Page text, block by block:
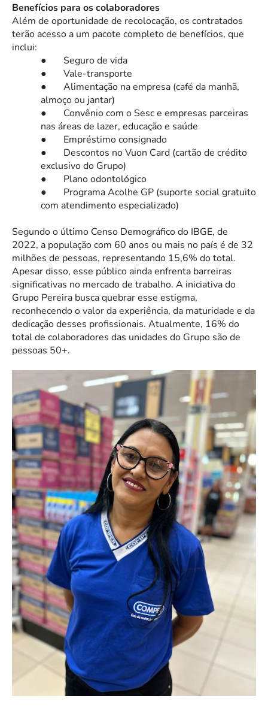
Benefícios para os colaboradores
Além de oportunidade de recolocação, os contratados
terão acesso a um pacote completo de benefícios, que
inclui:
●
Seguro de vida
●
Vale-transporte
●
Alimentação na empresa (café da manhã,
almoço ou jantar)
●
Convênio com o Sesc e empresas parceiras
nas áreas de lazer, educação e saúde
●
Empréstimo consignado
●
Descontos no Vuon Card (cartão de crédito
exclusivo do Grupo)
●
Plano odontológico
●
Programa Acolhe GP (suporte social gratuito
com atendimento especializado)
Segundo o último Censo Demográfico do IBGE, de
2022, a população com 60 anos ou mais no país é de 32
milhões de pessoas, representando 15,6% do total.
Apesar disso, esse público ainda enfrenta barreiras
significativas no mercado de trabalho. A iniciativa do
Grupo Pereira busca quebrar esse estigma,
reconhecendo o valor da experiência, da maturidade e da
dedicação desses profissionais. Atualmente, 16% do
total de colaboradores das unidades do Grupo são de
pessoas 50+.